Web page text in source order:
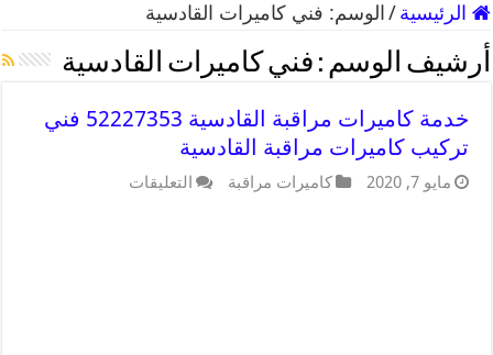
الرئيسية / الوسم: فني كاميرات القادسية
أرشيف الوسم : فني كاميرات القادسية
خدمة كاميرات مراقبة القادسية 52227353 فني
تركيب كاميرات مراقبة القادسية
مايو 7, 2020 كاميرات مراقبة التعليقات